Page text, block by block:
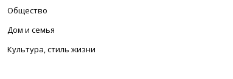
Общество
Дом и семья
Культура, стиль жизни